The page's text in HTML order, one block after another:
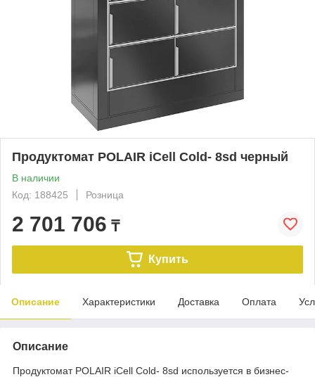
Продуктомат POLAIR iCell Cold- 8sd черный
В наличии
Код: 188425
Розница
2 701 706 ₸
Купить
Описание Характеристики Доставка Оплата
Описание
Продуктомат POLAIR iCell Cold- 8sd используется в бизнес-